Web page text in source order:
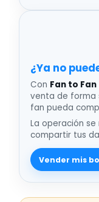
¿Ya no
Con Fan to Fan
venta de forma
fan pueda
La operación
compartir tus
Vender mis